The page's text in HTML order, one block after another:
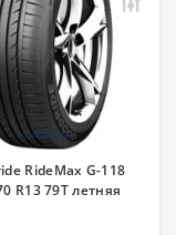
RideMax G-118
R13 79T летняя